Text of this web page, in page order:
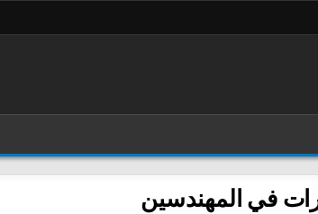
في المهندسين